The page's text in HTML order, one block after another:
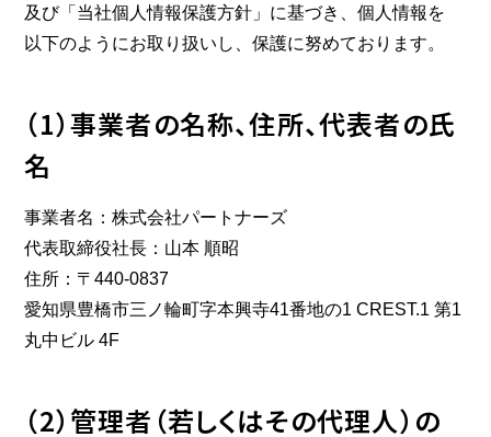
及び「当社個人情報保護方針」に基づき、個人情報を
以下のようにお取り扱いし、保護に努めております。
（1）事業者の名称、住所、代表者の氏
名
事業者名：株式会社パートナーズ
代表取締役社長：山本 順昭
住所：〒440-0837
愛知県豊橋市三ノ輪町字本興寺41番地の1 CREST.1 第1
丸中ビル 4F
（2）管理者（若しくはその代理人）の